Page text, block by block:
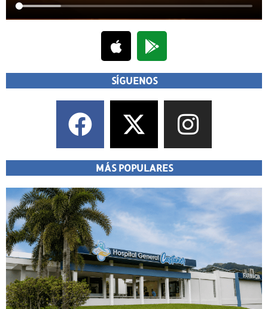
SÍGUENOS
MÁS POPULARES